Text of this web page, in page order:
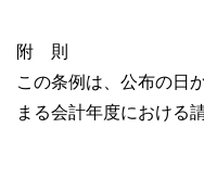
附 則
この条例は、公布の日
まる会計年度における